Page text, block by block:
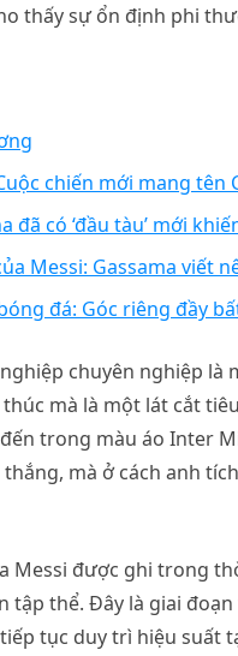
thấy sự ổn định phi
chiến mới mang tên
đã có ‘đầu tàu’ mới
Messi: Gassama viết
bóng đá: Góc riêng đầy
chuyên nghiệp
mà là một lát cắt
trong màu áo Inter
mà ở cách anh
Messi được ghi trong
tập thể. Đây là giai
tục duy trì hiệu suất